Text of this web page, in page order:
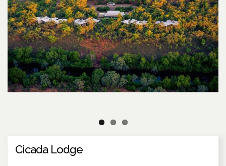
Cicada Lodge